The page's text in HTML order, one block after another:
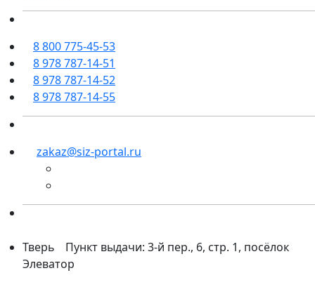
8 800 775-45-53
8 978 787-14-51
8 978 787-14-52
8 978 787-14-55
zakaz@siz-portal.ru
Тверь
Пункт выдачи: 3-й пер., 6, стр. 1, посёлок
Элеватор